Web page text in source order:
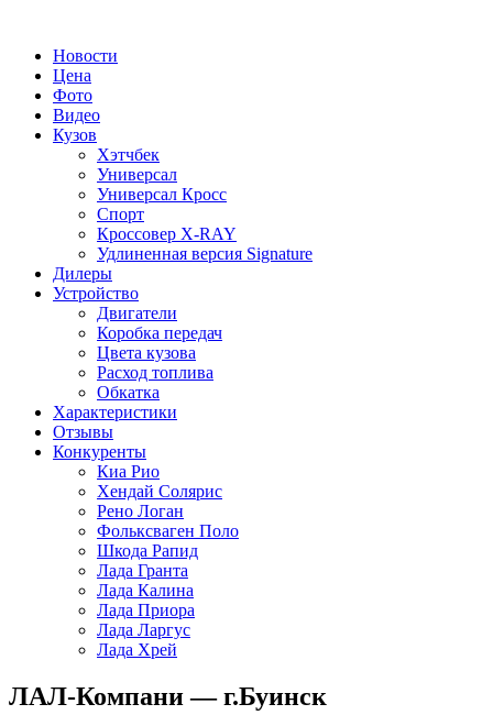
Новости
Цена
Фото
Видео
Кузов
Хэтчбек
Универсал
Универсал Кросс
Спорт
Кроссовер X-RAY
Удлиненная версия Signature
Дилеры
Устройство
Двигатели
Коробка передач
Цвета кузова
Расход топлива
Обкатка
Характеристики
Отзывы
Конкуренты
Киа Рио
Хендай Солярис
Рено Логан
Фольксваген Поло
Шкода Рапид
Лада Гранта
Лада Калина
Лада Приора
Лада Ларгус
Лада Хрей
ЛАЛ-Компани — г.Буинск